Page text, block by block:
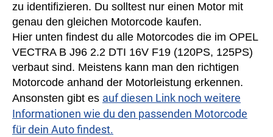
zu identifizieren. Du solltest nur einen Motor mit
genau den gleichen Motorcode kaufen.
Hier unten findest du alle Motorcodes die im OPEL
VECTRA B J96 2.2 DTI 16V F19 (120PS, 125PS)
verbaut sind. Meistens kann man den richtigen
Motorcode anhand der Motorleistung erkennen.
Ansonsten gibt es auf diesen Link noch weitere
Informationen wie du den passenden Motorcode
für dein Auto findest.